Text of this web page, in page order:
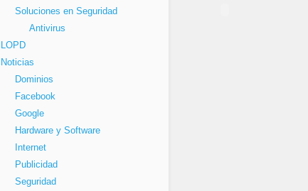
Soluciones en Seguridad
Antivirus
LOPD
Noticias
Dominios
Facebook
Google
Hardware y Software
Internet
Publicidad
Seguridad